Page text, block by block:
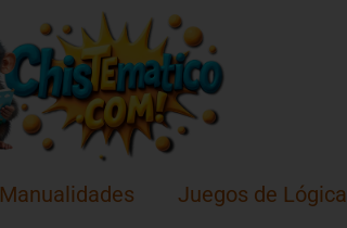
Manualidades Juegos de Lógica